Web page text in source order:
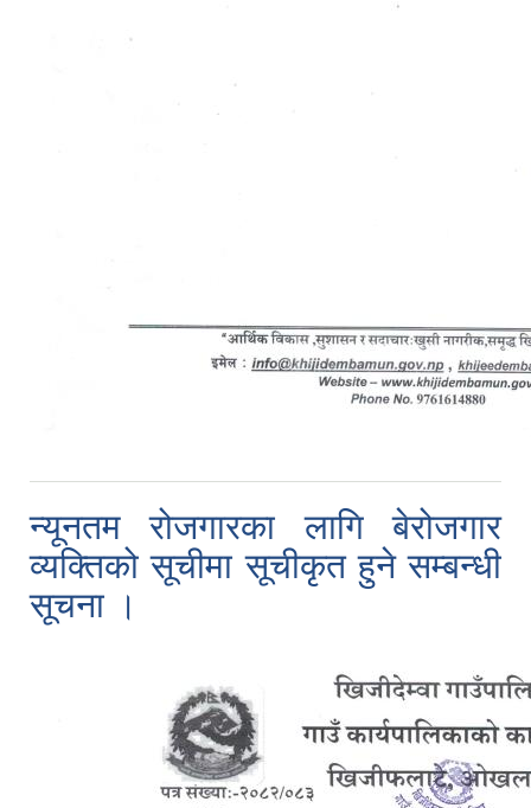
न्यूनतम रोजगारका लागि बेरोजगार
व्यक्तिको सूचीमा सूचीकृत हुने सम्बन्धी
सूचना ।